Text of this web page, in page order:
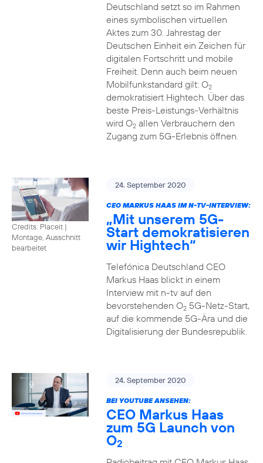
Deutschland setzt so im Rahmen
eines symbolischen virtuellen
Aktes zum 30. Jahrestag der
Deutschen Einheit ein Zeichen für
digitalen Fortschritt und mobile
Freiheit. Denn auch beim neuen
Mobilfunkstandard gilt: O2
demokratisiert Hightech. Über das
beste Preis-Leistungs-Verhältnis
wird O2allen Verbrauchern den
Zugang zum 5G-Erlebnis öffnen.
Credits: Placeit |
Montage, Ausschnitt
bearbeitet
24. September 2020
CEO MARKUS HAAS IM N-TV-INTERVIEW:
„Mit unserem 5G-
Start demokratisieren
wir Hightech“
Telefónica Deutschland CEO
Markus Haas blickt in einem
Interview mit n-tv auf den
bevorstehenden O25G-Netz-Start,
auf die kommende 5G-Ära und die
Digitalisierung der Bundesrepublik.
24. September 2020
BEI YOUTUBE ANSEHEN:
CEO Markus Haas
zum 5G Launch von
O2